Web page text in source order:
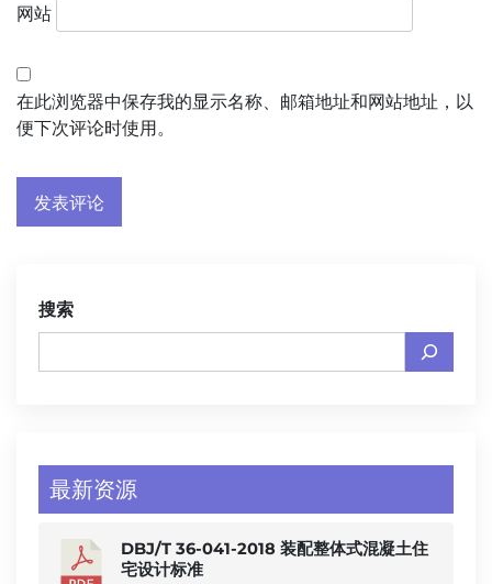
网站
在此浏览器中保存我的显示名称、邮箱地址和网站地址，以
便下次评论时使用。
搜索
最新资源
DBJ/T 36-041-2018 装配整体式混凝土住
宅设计标准